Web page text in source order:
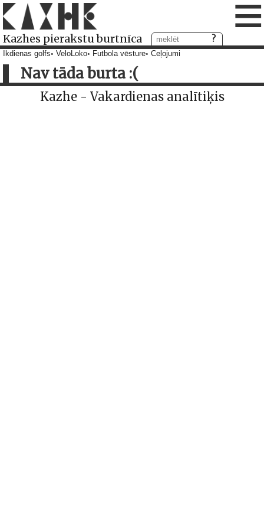
Kazhes pierakstu burtnīca ≡
Ikdienas golfs VeloLoko Futbola vēsture Ceļojumi
Nav tāda burta :(
Kazhe - Vakardienas analītiķis